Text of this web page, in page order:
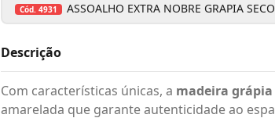
Cód. 4931 ASSOALHO EXTRA NOBRE GRAPIA
Descrição
Com características únicas, a madeira grápia
amarelada que garante autenticidade ao